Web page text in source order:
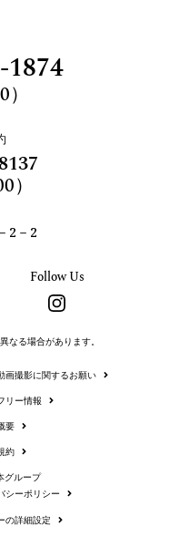
1874
）
2－2
Follow Us
なる場合があります。
画撮影に関するお願い
リー情報
要
約
グループ
シーポリシー
の詳細設定